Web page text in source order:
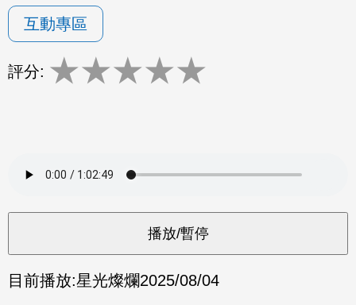
互動專區
評分: ★★★★★
目前播放:星光燦爛2025/08/04